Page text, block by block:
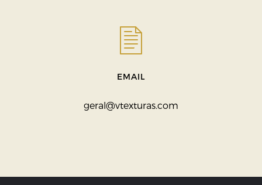
EMAIL
geral@vtexturas.com